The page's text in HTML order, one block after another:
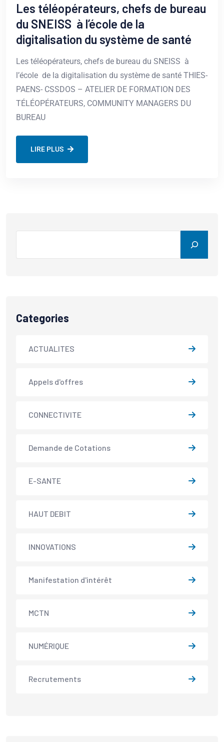
Les téléopérateurs, chefs de bureau
du SNEISS à l’école de la
digitalisation du système de santé
Les téléopérateurs, chefs de bureau du SNEISS à
l’école de la digitalisation du système de santé THIES-
PAENS- CSSDOS – ATELIER DE FORMATION DES
TÉLÉOPÉRATEURS, COMMUNITY MANAGERS DU
BUREAU
LIRE PLUS
Categories
ACTUALITES
Appels d'offres
CONNECTIVITE
Demande de Cotations
E-SANTE
HAUT DEBIT
INNOVATIONS
Manifestation d'intérêt
MCTN
NUMÉRIQUE
Recrutements